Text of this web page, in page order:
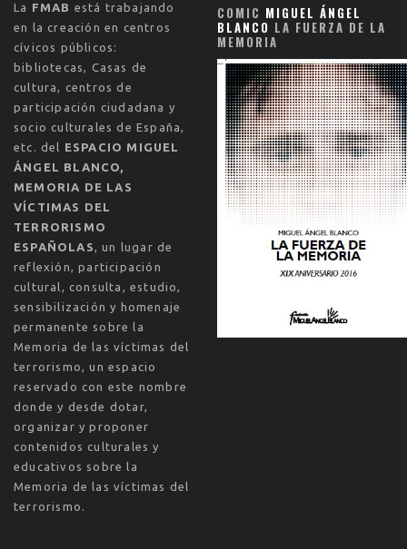
La FMAB está trabajando
en la creación en centros
cívicos públicos:
bibliotecas, Casas de
cultura, centros de
participación ciudadana y
socio culturales de España,
etc. del ESPACIO MIGUEL
ÁNGEL BLANCO,
MEMORIA DE LAS
VÍCTIMAS DEL
TERRORISMO
ESPAÑOLAS, un lugar de
reflexión, participación
cultural, consulta, estudio,
sensibilización y homenaje
permanente sobre la
Memoria de las víctimas del
terrorismo, un espacio
reservado con este nombre
donde y desde dotar,
organizar y proponer
contenidos culturales y
educativos sobre la
Memoria de las víctimas del
terrorismo.
COMIC MIGUEL ÁNGEL
BLANCO LA FUERZA DE LA
MEMORIA